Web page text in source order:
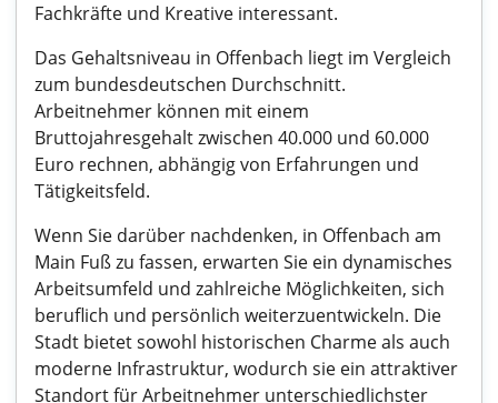
Fachkräfte und Kreative interessant.
Das Gehaltsniveau in Offenbach liegt im Vergleich
zum bundesdeutschen Durchschnitt.
Arbeitnehmer können mit einem
Bruttojahresgehalt zwischen 40.000 und 60.000
Euro rechnen, abhängig von Erfahrungen und
Tätigkeitsfeld.
Wenn Sie darüber nachdenken, in Offenbach am
Main Fuß zu fassen, erwarten Sie ein dynamisches
Arbeitsumfeld und zahlreiche Möglichkeiten, sich
beruflich und persönlich weiterzuentwickeln. Die
Stadt bietet sowohl historischen Charme als auch
moderne Infrastruktur, wodurch sie ein attraktiver
Standort für Arbeitnehmer unterschiedlichster